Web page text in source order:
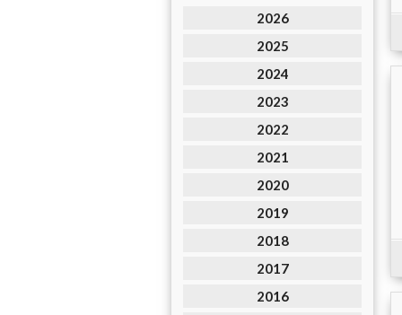
2026
2025
2024
2023
2022
2021
2020
2019
2018
2017
2016